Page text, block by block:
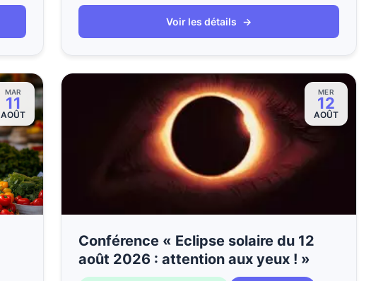
Voir les détails →
MAR
11
AOÛT
MER
12
AOÛT
Conférence « Eclipse solaire du 12
août 2026 : attention aux yeux ! »